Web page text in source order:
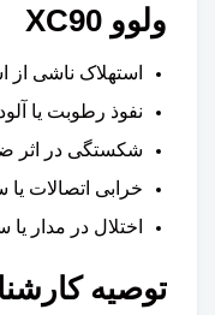
ولوو XC90
استهلاک ناشی از
نفوذ رطوبت یا
شکستگی در اثر
خرابی اتصالات
اختلال در مدار
توصیه